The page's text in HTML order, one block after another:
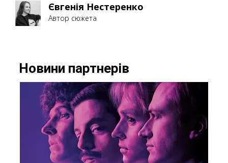
Євгенія Нестеренко
Автор сюжета